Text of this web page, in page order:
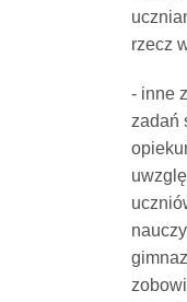
rzecz
- inne
zadań